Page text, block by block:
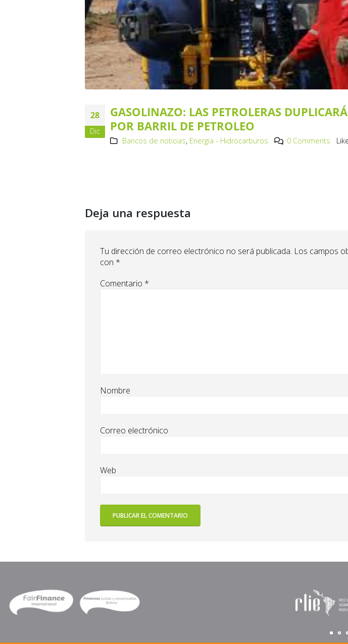
28
Dic
GASOLINAZO: LAS PETROLERAS
POR BARRIL DE PETROLEO
Bancos de noticias, Energía - Hidrocarburos 0 Comments
Deja una respuesta
Tu dirección de correo electrónico no será publicada. Los campos
con *
Comentario *
Nombre
Correo electrónico
Web